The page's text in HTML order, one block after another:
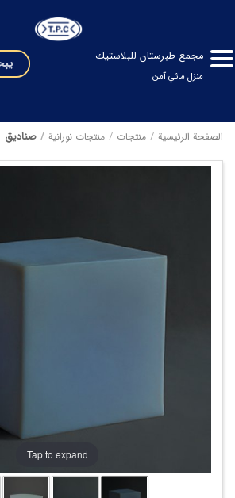
مجمع طبرستان للبلاستيك
منزل مائي آمن
الصفحة الرئيسية منتجات منتجات نورانیة صنادیق
Tap to expand